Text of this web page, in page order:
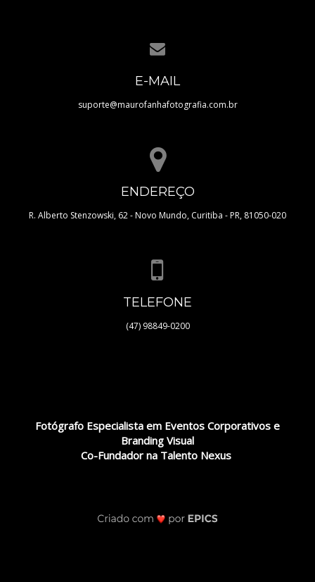
E-MAIL
suporte@maurofanhafotografia.com.br
ENDEREÇO
R. Alberto Stenzowski, 62 - Novo Mundo, Curitiba - PR, 81050-020
TELEFONE
(47) 98849-0200
Fotógrafo Especialista em Eventos Corporativos e
Branding Visual
Co-Fundador na Talento Nexus